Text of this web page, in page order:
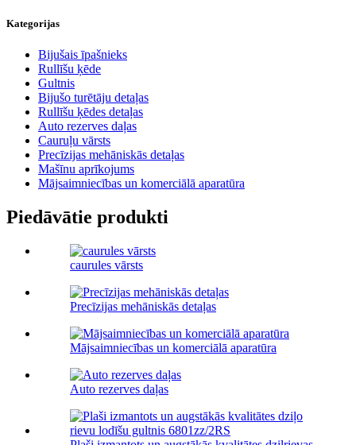
Kategorijas
Bijušais īpašnieks
Rullīšu ķēde
Gultnis
Bijušo turētāju detaļas
Rullīšu ķēdes detaļas
Auto rezerves daļas
Cauruļu vārsts
Precīzijas mehāniskās detaļas
Mašīnu aprīkojums
Mājsaimniecības un komerciālā aparatūra
Piedāvātie produkti
caurules vārsts
Precīzijas mehāniskās detaļas
Mājsaimniecības un komerciālā aparatūra
Auto rezerves daļas